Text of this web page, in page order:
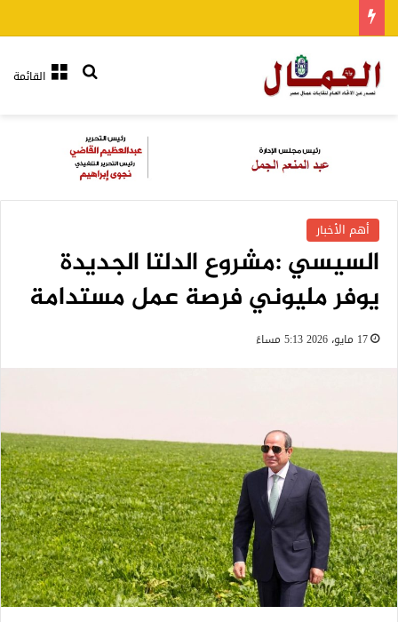
القائمةبحث عن
أهم الأخبار
السيسي :مشروع الدلتا الجديدة
يوفر مليوني فرصة عمل مستدامة
17 مايو، 2026 5:13 مساءً